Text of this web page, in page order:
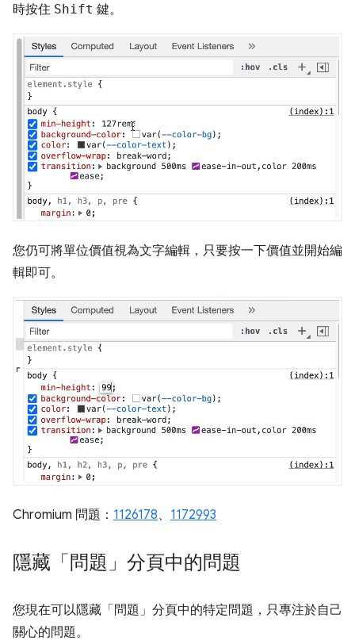
時按住 Shift 鍵。
您仍可將單位價值視為文字編輯，只要按一下價值並開始編
輯即可。
Chromium 問題： 1126178、 1172993
隱藏「問題」分頁中的問題
您現在可以隱藏「問題」分頁中的特定問題，只專注於自己
關心的問題。